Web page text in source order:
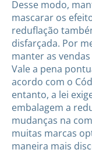
Desse modo,
mascarar os
reduflação
disfarçada. Por
manter as
Vale a pena
acordo com o
entanto, a lei
embalagem a
mudanças na
muitas marcas
maneira mais